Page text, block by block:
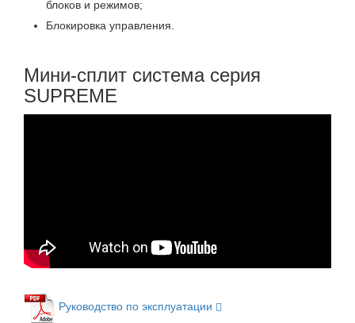
блоков и режимов;
Блокировка управления.
Мини-сплит система серия
SUPREME
Руководство по эксплуатации